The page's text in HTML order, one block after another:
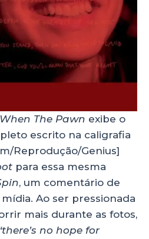
When The Pawn exibe o
escrito na caligrafia
Reprodução/Genius]
para essa mesma
, um comentário de
Ao ser pressionada
mais durante as fotos,
no hope for